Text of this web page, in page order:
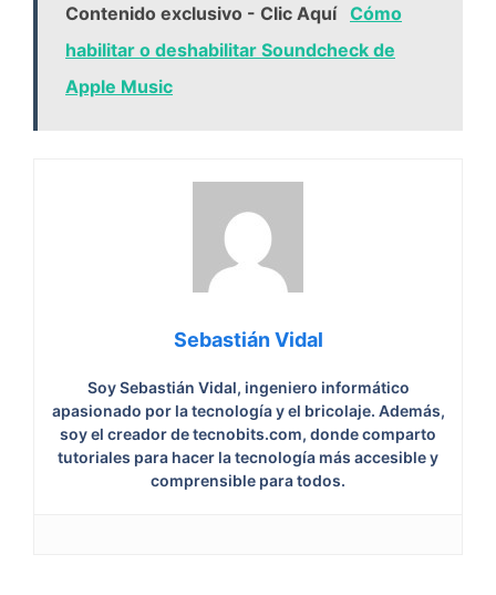
Contenido exclusivo - Clic Aquí Cómo
habilitar o deshabilitar Soundcheck de
Apple Music
Sebastián Vidal
Soy Sebastián Vidal, ingeniero informático
apasionado por la tecnología y el bricolaje. Además,
soy el creador de tecnobits.com, donde comparto
tutoriales para hacer la tecnología más accesible y
comprensible para todos.